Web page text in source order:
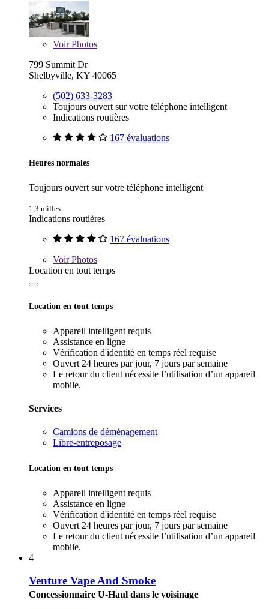
VoirPhotos
799 Summit Dr
Shelbyville, KY 40065
(502) 633-3283
Toujours ouvert sur votre téléphone intelligent
Indications routières
167 évaluations
Heures normales
Toujours ouvert sur votre téléphone intelligent
1,3 milles
Indications routières
167 évaluations
VoirPhotos
Location en tout temps
Location en tout temps
Appareil intelligent requis
Assistance en ligne
Vérification d'identité en temps réel requise
Ouvert 24 heures par jour, 7 jours par semaine
Le retour du client nécessite l’utilisation d’un appareil
mobile.
Services
Camions de déménagement
Libre-entreposage
Location en tout temps
Appareil intelligent requis
Assistance en ligne
Vérification d'identité en temps réel requise
Ouvert 24 heures par jour, 7 jours par semaine
Le retour du client nécessite l’utilisation d’un appareil
mobile.
4
Venture Vape And Smoke
Concessionnaire U-Haul dans le voisinage